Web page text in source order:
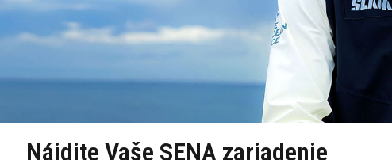
Nájdite Vaše SENA zariadenie